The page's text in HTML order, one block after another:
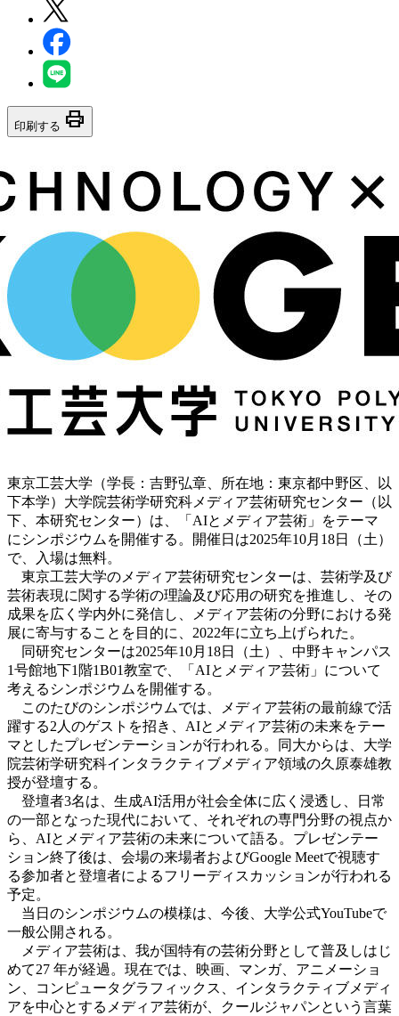
印刷する print
東京工芸大学（学長：吉野弘章、所在地：東京都中野区、以
下本学）大学院芸術学研究科メディア芸術研究センター（以
下、本研究センター）は、「AIとメディア芸術」をテーマ
にシンポジウムを開催する。開催日は2025年10月18日（土）
で、入場は無料。
東京工芸大学のメディア芸術研究センターは、芸術学及び
芸術表現に関する学術の理論及び応用の研究を推進し、その
成果を広く学内外に発信し、メディア芸術の分野における発
展に寄与することを目的に、2022年に立ち上げられた。
同研究センターは2025年10月18日（土）、中野キャンパス
1号館地下1階1B01教室で、「AIとメディア芸術」について
考えるシンポジウムを開催する。
このたびのシンポジウムでは、メディア芸術の最前線で活
躍する2人のゲストを招き、AIとメディア芸術の未来をテー
マとしたプレゼンテーションが行われる。同大からは、大学
院芸術学研究科インタラクティブメディア領域の久原泰雄教
授が登壇する。
登壇者3名は、生成AI活用が社会全体に広く浸透し、日常
の一部となった現代において、それぞれの専門分野の視点か
ら、AIとメディア芸術の未来について語る。プレゼンテー
ション終了後は、会場の来場者およびGoogle Meetで視聴す
る参加者と登壇者によるフリーディスカッションが行われる
予定。
当日のシンポジウムの模様は、今後、大学公式YouTubeで
一般公開される。
メディア芸術は、我が国特有の芸術分野として普及しはじ
めて27 年が経過。現在では、映画、マンガ、アニメーショ
ン、コンピュータグラフィックス、インタラクティブメディ
アを中心とするメディア芸術が、クールジャパンという言葉